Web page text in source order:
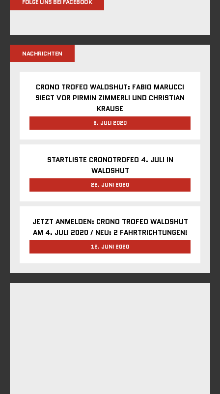
NACHRICHTEN
CRONO TROFEO WALDSHUT: FABIO MARUCCI
SIEGT VOR PIRMIN ZIMMERLI UND CHRISTIAN
KRAUSE
6. JULI 2020
STARTLISTE CRONOTROFEO 4. JULI IN
WALDSHUT
22. JUNI 2020
JETZT ANMELDEN: CRONO TROFEO WALDSHUT
AM 4. JULI 2020 / NEU: 2 FAHRTRICHTUNGEN!
12. JUNI 2020